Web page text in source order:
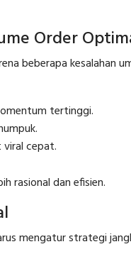
Order
beberapa kesalahan
tertinggi.
viral cepat.
rasional dan efisien.
mengatur strategi